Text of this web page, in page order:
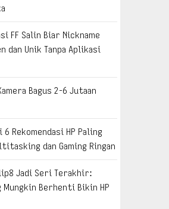
FF Salin Biar Nickname
dan Unik Tanpa Aplikasi
Bagus 2-6 Jutaan
6 Rekomendasi HP Paling
dan Gaming Ringan
Jadi Seri Terakhir:
Mungkin Berhenti Bikin HP